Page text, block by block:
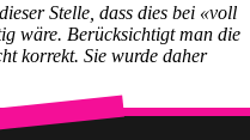
Stelle, dass dies bei «voll
wäre. Berücksichtigt man die
korrekt. Sie wurde daher